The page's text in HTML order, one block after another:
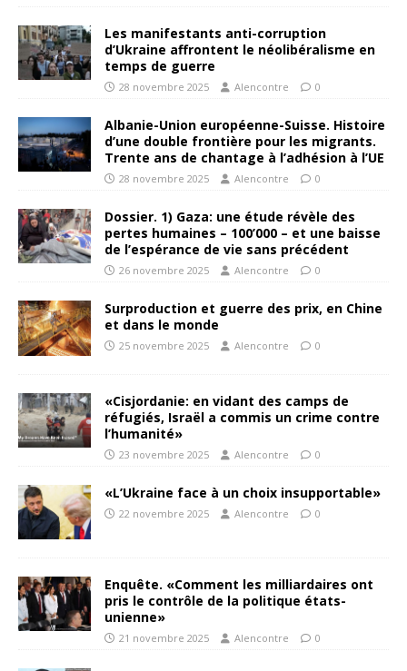
Les manifestants anti-corruption
d’Ukraine affrontent le néolibéralisme en
temps de guerre
28 novembre 2025 Alencontre 0
Albanie-Union européenne-Suisse. Histoire
d’une double frontière pour les migrants.
Trente ans de chantage à l’adhésion à l’UE
28 novembre 2025 Alencontre 0
Dossier. 1) Gaza: une étude révèle des
pertes humaines – 100’000 – et une baisse
de l’espérance de vie sans précédent
26 novembre 2025 Alencontre 0
Surproduction et guerre des prix, en Chine
et dans le monde
25 novembre 2025 Alencontre 0
«Cisjordanie: en vidant des camps de
réfugiés, Israël a commis un crime contre
l’humanité»
23 novembre 2025 Alencontre 0
«L’Ukraine face à un choix insupportable»
22 novembre 2025 Alencontre 0
Enquête. «Comment les milliardaires ont
pris le contrôle de la politique états-
unienne»
21 novembre 2025 Alencontre 0